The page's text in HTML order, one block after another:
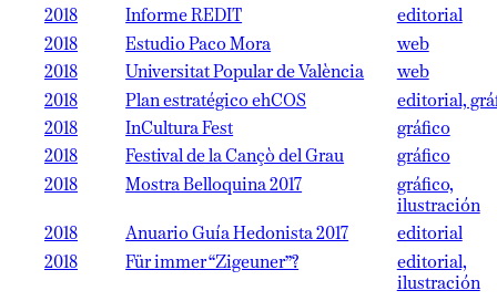
2018
Informe REDIT
editorial
2018
Estudio Paco Mora
web
2018
Universitat Popular de València
web
2018
Plan estratégico ehCOS
editorial,
2018
InCultura Fest
gráfico
2018
Festival de la Cançò del Grau
gráfico
2018
Mostra Belloquina 2017
gráfico,
ilustración
2018
Anuario Guía Hedonista 2017
editorial
2018
Für immer “Zigeuner”?
editorial,
ilustración